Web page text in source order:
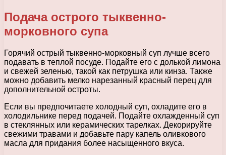
Подача острого тыквенно-
морковного супа
Горячий острый тыквенно-морковный суп лучше всего
подавать в теплой посуде. Подайте его с долькой лимона
и свежей зеленью, такой как петрушка или кинза. Также
можно добавить мелко нарезанный красный перец для
дополнительной остроты.
Если вы предпочитаете холодный суп, охладите его в
холодильнике перед подачей. Подайте охлажденный суп
в стеклянных или керамических тарелках. Декорируйте
свежими травами и добавьте пару капель оливкового
масла для придания более насыщенного вкуса.